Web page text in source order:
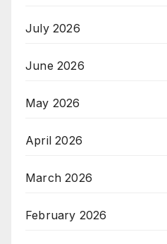
July 2026
June 2026
May 2026
April 2026
March 2026
February 2026